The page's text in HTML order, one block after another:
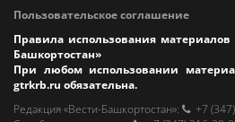
Пользовательское соглашение
Правила использования материалов
Башкортостан»
При любом использовании
gtrkrb.ru обязательна.
Редакция «Вести-Башкортостан»: +7